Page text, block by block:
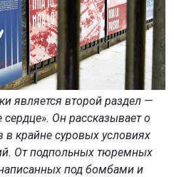
является второй раздел —
сердце». Он рассказывает о
в крайне суровых условиях
От подпольных тюремных
под бомбами и